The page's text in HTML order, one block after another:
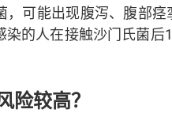
可能出现腹泻、腹部痉
的人在接触沙门氏菌
险较高？